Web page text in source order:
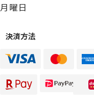
月曜日
決済方法